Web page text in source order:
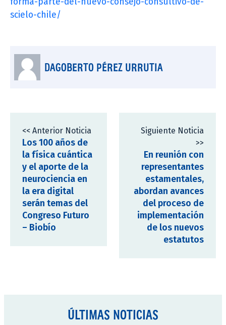
scielo-chile/
DAGOBERTO PÉREZ URRUTIA
<< Anterior Noticia
Los 100 años de
la física cuántica
y el aporte de la
neurociencia en
la era digital
serán temas del
Congreso Futuro
– Biobío
Siguiente Noticia
>>
En reunión con
representantes
estamentales,
abordan avances
del proceso de
implementación
de los nuevos
estatutos
ÚLTIMAS NOTICIAS